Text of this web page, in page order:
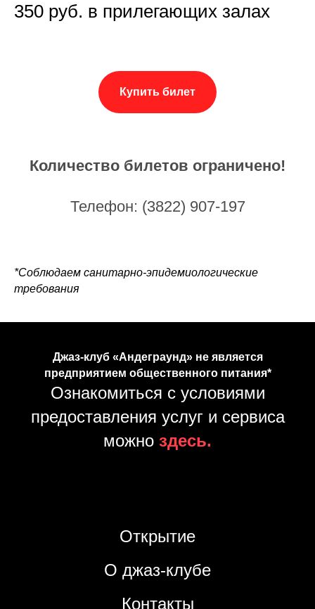
350 руб. в прилегающих залах
Купить билет
Количество билетов ограничено!
Телефон: (3822) 907-197
*Соблюдаем санитарно-эпидемиологические
требования
Джаз-клуб «Андеграунд» не является
предприятием общественного питания*
Ознакомиться с условиями
предоставления услуг и сервиса
можно здесь.
Открытие
О джаз-клубе
Контакты